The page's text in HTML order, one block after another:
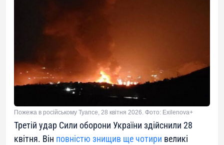
Пожежа в російському Туапсе, 28 квітня 2026. Фото: Exilenova+
Третій удар Сили оборони України здійснили 28
квітня. Він повністю знищив ще чотири великі